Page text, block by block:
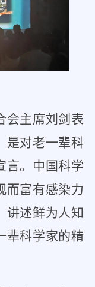
主席刘剑表
是对老一辈科
言。中国科学
而富有感染力
讲述鲜为人知
辈科学家的精